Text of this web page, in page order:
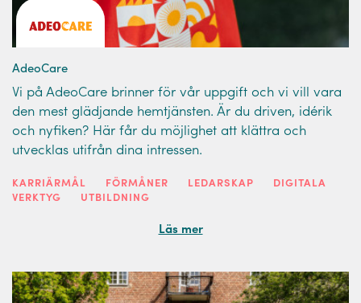
AdeoCare
Vi på AdeoCare brinner för vår uppgift och vi vill vara
den mest glädjande hemtjänsten. Är du driven, idérik
och nyfiken? Här får du möjlighet att klättra och
utvecklas utifrån dina intressen.
KARRIÄRMÅL FÖRMÅNER LEDARSKAP
DIGITALA
VERKTYG
UTBILDNING
Läs mer